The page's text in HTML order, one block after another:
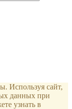
Используя сайт,
данных при
узнать в